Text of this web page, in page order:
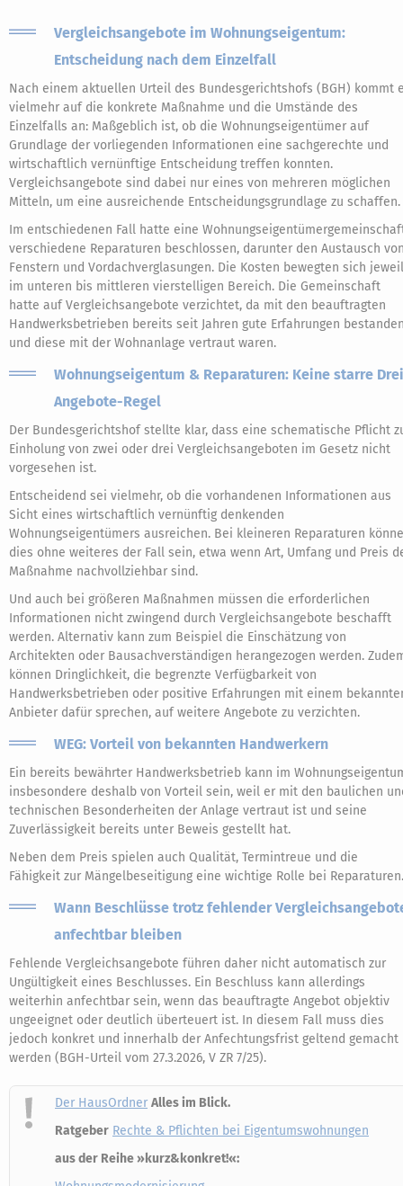
Vergleichsangebote im Wohnungseigentum:
Entscheidung nach dem Einzelfall
Nach einem aktuellen Urteil des Bundesgerichtshofs (BGH) kommt
vielmehr auf die konkrete Maßnahme und die Umstände des
Einzelfalls an: Maßgeblich ist, ob die Wohnungseigentümer auf
Grundlage der vorliegenden Informationen eine sachgerechte und
wirtschaftlich vernünftige Entscheidung treffen konnten.
Vergleichsangebote sind dabei nur eines von mehreren möglichen
Mitteln, um eine ausreichende Entscheidungsgrundlage zu schaffen.
Im entschiedenen Fall hatte eine
verschiedene Reparaturen beschlossen, darunter den Austausch
Fenstern und Vordachverglasungen. Die Kosten bewegten sich
im unteren bis mittleren vierstelligen Bereich. Die Gemeinschaft
hatte auf Vergleichsangebote verzichtet, da mit den beauftragten
Handwerksbetrieben bereits seit Jahren gute Erfahrungen
und diese mit der Wohnanlage vertraut waren.
Wohnungseigentum & Reparaturen: Keine starre
Angebote-Regel
Der Bundesgerichtshof stellte klar, dass eine schematische Pflicht
Einholung von zwei oder drei Vergleichsangeboten im Gesetz nicht
vorgesehen ist.
Entscheidend sei vielmehr, ob die vorhandenen Informationen aus
Sicht eines wirtschaftlich vernünftig denkenden
Wohnungseigentümers ausreichen. Bei kleineren Reparaturen könne
dies ohne weiteres der Fall sein, etwa wenn Art, Umfang und Preis
Maßnahme nachvollziehbar sind.
Und auch bei größeren Maßnahmen müssen die erforderlichen
Informationen nicht zwingend durch Vergleichsangebote beschafft
werden. Alternativ kann zum Beispiel die Einschätzung von
Architekten oder Bausachverständigen herangezogen werden.
können Dringlichkeit, die begrenzte Verfügbarkeit von
Handwerksbetrieben oder positive Erfahrungen mit einem
Anbieter dafür sprechen, auf weitere Angebote zu verzichten.
WEG: Vorteil von bekannten Handwerkern
Ein bereits bewährter Handwerksbetrieb kann im
insbesondere deshalb von Vorteil sein, weil er mit den baulichen
technischen Besonderheiten der Anlage vertraut ist und seine
Zuverlässigkeit bereits unter Beweis gestellt hat.
Neben dem Preis spielen auch Qualität, Termintreue und die
Fähigkeit zur Mängelbeseitigung eine wichtige Rolle bei Reparaturen.
Wann Beschlüsse trotz fehlender
anfechtbar bleiben
Fehlende Vergleichsangebote führen daher nicht automatisch zur
Ungültigkeit eines Beschlusses. Ein Beschluss kann allerdings
weiterhin anfechtbar sein, wenn das beauftragte Angebot objektiv
ungeeignet oder deutlich überteuert ist. In diesem Fall muss dies
jedoch konkret und innerhalb der Anfechtungsfrist geltend gemacht
werden (BGH-Urteil vom 27.3.2026, V ZR 7/25).
Der HausOrdner Alles im Blick.
Ratgeber Rechte & Pflichten bei Eigentumswohnungen
aus der Reihe »kurz&konkret!«: